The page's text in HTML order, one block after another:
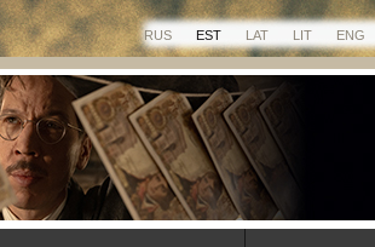
RUS EST LAT LIT ENG